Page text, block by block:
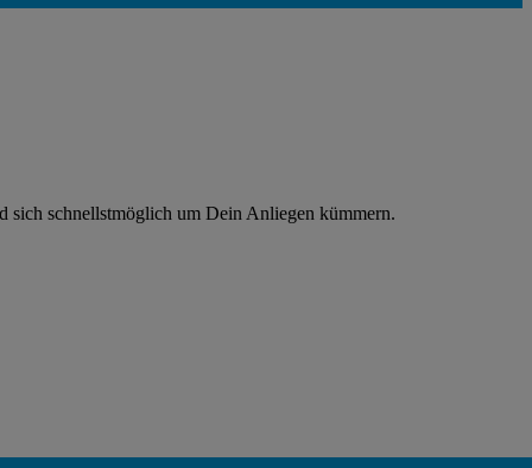
sich schnellstmöglich um Dein Anliegen kümmern.